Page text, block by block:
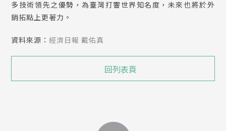
多技術領先之優勢，為臺灣打響世界知名度，未來也將於外
銷拓點上更著力。
資料來源： 經濟日報 戴佑真
回列表頁